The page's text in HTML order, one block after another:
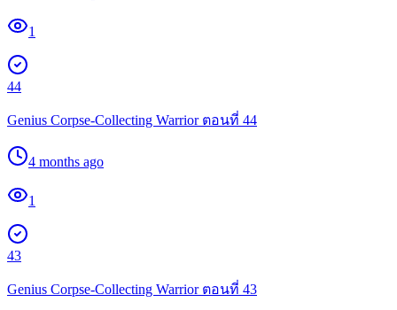
1
44
Genius Corpse-Collecting Warrior ตอนที่ 44
4 months ago
1
43
Genius Corpse-Collecting Warrior ตอนที่ 43